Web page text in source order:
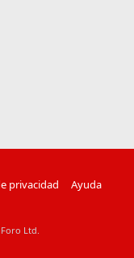
privacidad
Ayuda
Ltd.